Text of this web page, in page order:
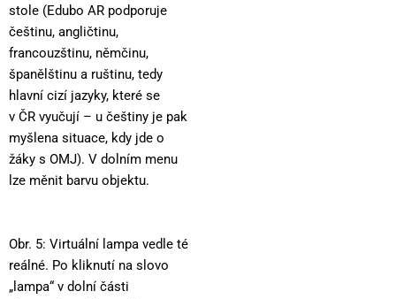
stole (Edubo AR podporuje
češtinu, angličtinu,
francouzštinu, němčinu,
španělštinu a ruštinu, tedy
hlavní cizí jazyky, které se
v ČR vyučují – u češtiny je pak
myšlena situace, kdy jde o
žáky s OMJ). V dolním menu
lze měnit barvu objektu.
Obr. 5: Virtuální lampa vedle té
reálné. Po kliknutí na slovo
„lampa“ v dolní části